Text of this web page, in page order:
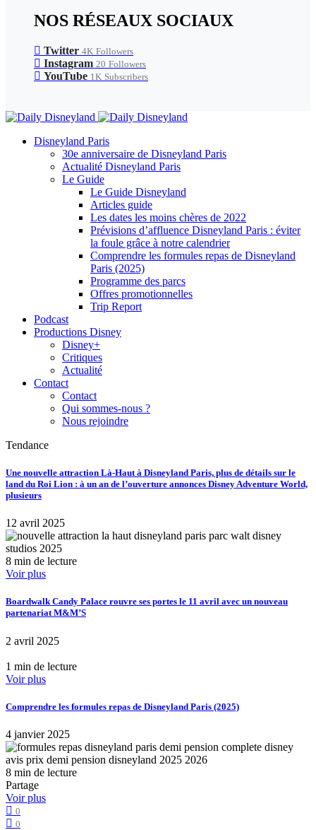
NOS RÉSEAUX SOCIAUX
Twitter 4K Followers
Instagram 20 Followers
YouTube 1K Subscribers
Disneyland Paris
30e anniversaire de Disneyland Paris
Actualité Disneyland Paris
Le Guide
Le Guide Disneyland
Articles guide
Les dates les moins chères de 2022
Prévisions d’affluence Disneyland Paris : éviter
la foule grâce à notre calendrier
Comprendre les formules repas de Disneyland
Paris (2025)
Programme des parcs
Offres promotionnelles
Trip Report
Podcast
Productions Disney
Disney+
Critiques
Actualité
Contact
Contact
Qui sommes-nous ?
Nous rejoindre
Tendance
Une nouvelle attraction Là-Haut à Disneyland Paris, plus de détails sur le
land du Roi Lion : à un an de l’ouverture annonces Disney Adventure World,
plusieurs
12 avril 2025
8 min de lecture
Voir plus
Boardwalk Candy Palace rouvre ses portes le 11 avril avec un nouveau
partenariat M&M’S
2 avril 2025
1 min de lecture
Voir plus
Comprendre les formules repas de Disneyland Paris (2025)
4 janvier 2025
8 min de lecture
Partage
Voir plus
0
0